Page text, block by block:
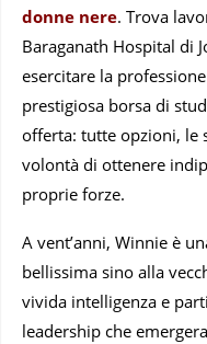
donne nere. Trova
Baraganath Hospital di
esercitare la
prestigiosa borsa di
offerta: tutte opzioni, le
volontà di ottenere
proprie forze.
A vent’anni, Winnie è
bellissima sino alla
vivida intelligenza e
leadership che